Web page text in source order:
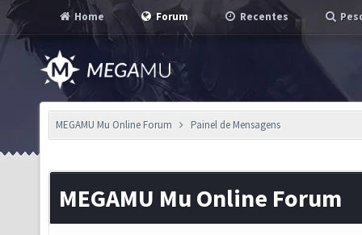
Home Forum Recentes
MEGAMU Mu Online Forum Painel de Mensagens
MEGAMU Mu Online Forum